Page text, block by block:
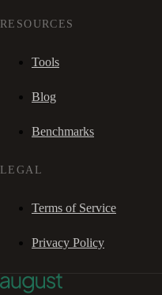
RESOURCES
Tools
Blog
Benchmarks
LEGAL
Terms of Service
Privacy Policy